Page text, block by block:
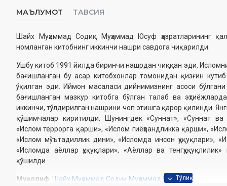
МАЪЛУМОТ ТАВСИЯ
Шайх Муҳаммад Содиқ Муҳаммад Юсуф ҳазратларининг
номланган китобнинг иккинчи нашри савдога чиқарилди.
Ушбу китоб 1991 йилда биринчи нашрдан чиққан эди.
бағишланган бу асар китобхонлар томонидан қизғин
ўқилган эди. Иймон масаласи дийнимизнинг асоси
бағишланган мазкур китобга бўлган талаб ва
иккинчи, тўлдирилган нашрини чоп этишга қарор қилинди.
қўшимчалар киритилди. Шунингдек «Суннат», «Суннат
«Ислом террорга қарши», «Ислом гиёҳвандликка қарши»,
«Ислом мўътадиллик дини», «Исломда инсон ҳуқуқлари»,
«Исломда аёллар ҳуқуқлари», «Аёллар ва
қўшилди.
Муаллиф: Шайх Муҳаммад Содиқ Муҳаммад Юсуф